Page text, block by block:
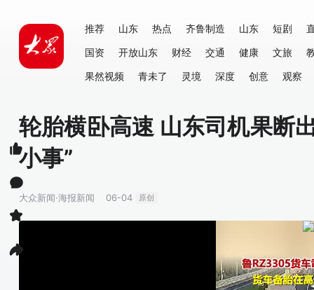
推荐 山东 热点 齐鲁制造 山东 短剧
国资
开放山东 财经 交通 健康 文旅
果然视频
青未了 灵境 深度 创意 观察
轮胎横卧高速 山东司机果断
小事”
大众新闻·海报新闻 06-04 原创